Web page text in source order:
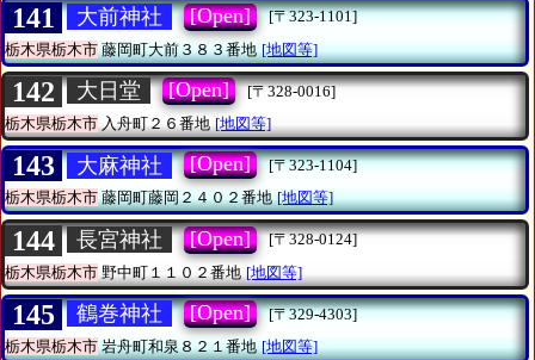
141 大前神社 [Open]
[〒323-1101]
栃木県栃木市藤岡町大前３８３番地 [地図等]
142 大日堂 [Open]
[〒328-0016]
栃木県栃木市 入舟町２６番地 [地図等]
143 大麻神社 [Open]
[〒323-1104]
栃木県栃木市藤岡町藤岡２４０２番地 [地図等]
144 長宮神社 [Open]
[〒328-0124]
栃木県栃木市 野中町１１０２番地 [地図等]
145 鶴巻神社 [Open]
[〒329-4303]
栃木県栃木市岩舟町和泉８２１番地 [地図等]